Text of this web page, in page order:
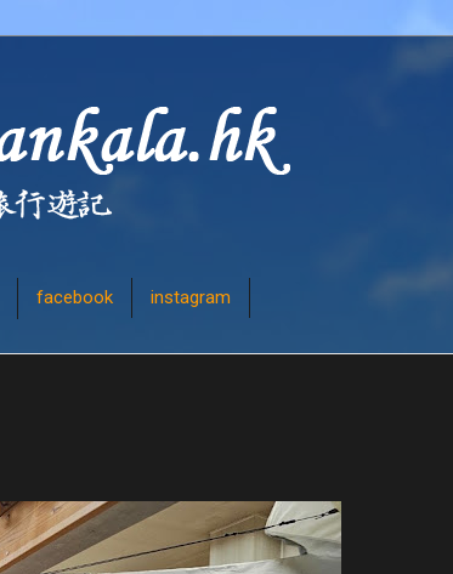
facebook instagram